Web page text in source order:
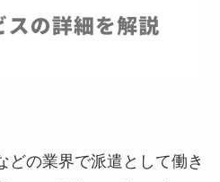
どの業界で派遣として働き